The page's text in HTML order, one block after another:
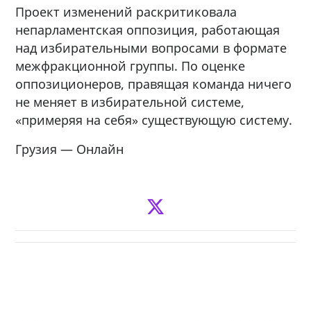
Проект изменений раскритиковала
непарламентская оппозиция, работающая
над избирательными вопросами в формате
межфракционной группы. По оценке
оппозиционеров, правящая команда ничего
не меняет в избирательной системе,
«примеряя на себя» существующую систему.
Грузия — Онлайн